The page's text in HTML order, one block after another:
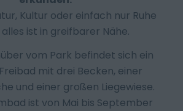
Kultur oder einfach nur Ruhe
ist in greifbarer Nähe.
vom Park befindet sich ein
mit drei Becken, einer
und einer großen Liegewiese.
ist von Mai bis September